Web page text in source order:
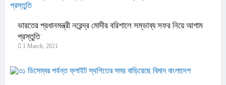
ভারতের প্রধানমন্ত্রী নরেন্দ্র মোদীর বরিশালে সম্ভাব্য সফর নিয়ে আগাম
প্রস্তুতি
1 March, 2021